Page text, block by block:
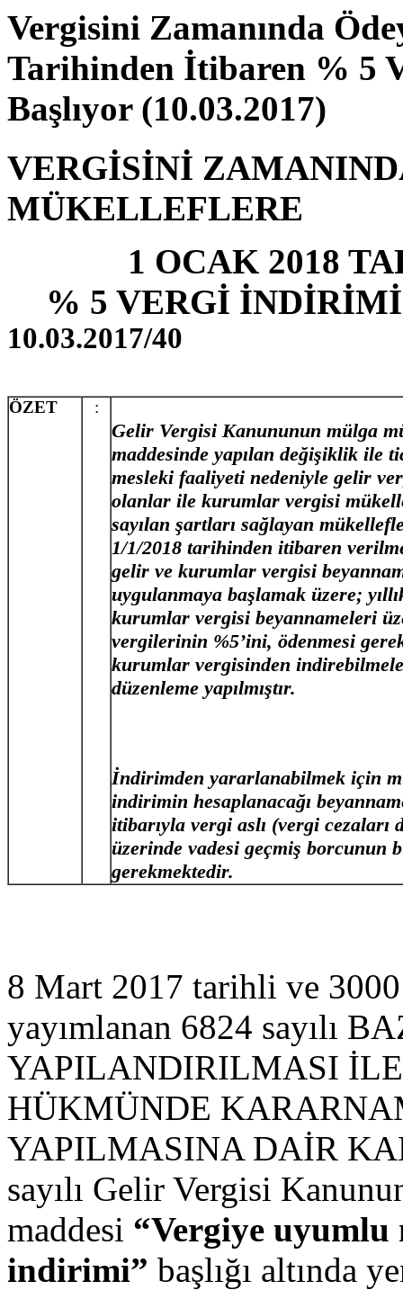
Vergisini Zamanında
Tarihinden İtibaren % 5
Başlıyor (10.03.2017)
VERGİSİNİ
MÜKELLEFLERE
1 OCAK 2018
% 5 VERGİ
10.03.2017/40
ÖZET :
Gelir Vergisi Kanununun mülga
maddesinde yapılan değişiklik ile t
mesleki faaliyeti nedeniyle gelir
olanlar ile kurumlar vergisi
sayılan şartları sağlayan
1/1/2018 tarihinden itibaren
gelir ve kurumlar vergisi
uygulanmaya başlamak üzere;
kurumlar vergisi beyannameleri
vergilerinin %5’ini, ödenmesi
kurumlar vergisinden
düzenleme yapılmıştır.
İndirimden yararlanabilmek için
indirimin hesaplanacağı
itibarıyla vergi aslı (vergi
üzerinde vadesi geçmiş borcunun
gerekmektedir.
8 Mart 2017 tarihli ve
yayımlanan 6824 sayılı
YAPILANDIRILMASI
HÜKMÜNDE
YAPILMASINA DAİR
sayılı Gelir Vergisi
maddesi “Vergiye
indirimi” başlığı altında